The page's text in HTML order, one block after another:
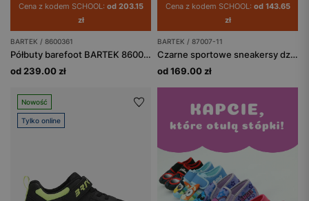
Cena z kodem SCHOOL: od 203.15
zł
BARTEK / 8600361
Półbuty barefoot BARTEK 86003-61, czarno-brązowy
od 239.00 zł
Cena z kodem SCHOOL: od 143.65
zł
BARTEK / 87007-11
Czarne sportowe sneakersy dziecięce BARTEK 87007-11
od 169.00 zł
Nowość
Tylko online